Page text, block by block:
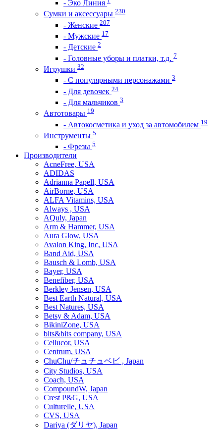
- Эко Линия
Сумки и аксессуары 230
- Женские 207
- Мужские 17
- Детские 2
- Головные уборы и платки, т.д. 7
Игрушки 32
- С популярными персонажами 3
- Для девочек 24
- Для мальчиков 3
Автотовары 19
- Автокосметика и уход за автомобилем 19
Инструменты 5
- Фрезы 5
Производители
AcneFree, USA
ADIDAS
Adrianna Papell, USA
AirBorne, USA
ALFA Vitamins, USA
Always , USA
AQuly, Japan
Arm & Hammer, USA
Aura Glow, USA
Avalon King, Inc, USA
Band Aid, USA
Bausch & Lomb, USA
Bayer, USA
Benefiber, USA
Berkley Jensen, USA
Best Earth Natural, USA
Best Natures, USA
Betsy & Adam, USA
BikiniZone, USA
bits&bits company, USA
Cellucor, USA
Centrum, USA
ChuChu/チュチュベビ , Japan
City Studios, USA
Coach, USA
CompoundW, Japan
Crest P&G, USA
Culturelle, USA
CVS, USA
Dariya (ダリヤ), Japan